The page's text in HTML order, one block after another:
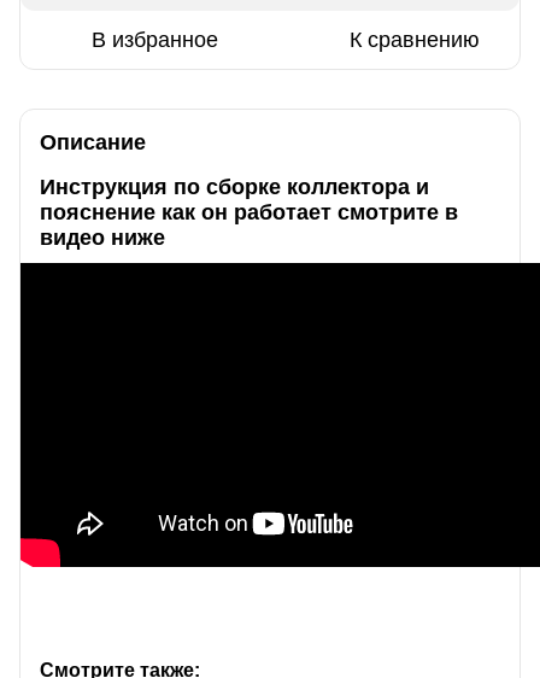
В избранное К сравнению
Описание
Инструкция по сборке коллектора и
пояснение как он работает смотрите в
видео ниже
Смотрите также: